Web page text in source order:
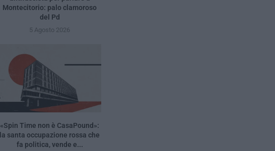
Montecitorio: palo clamoroso
del Pd
5 Agosto 2026
«Spin Time non è CasaPound»:
la santa occupazione rossa che
fa politica, vende e...